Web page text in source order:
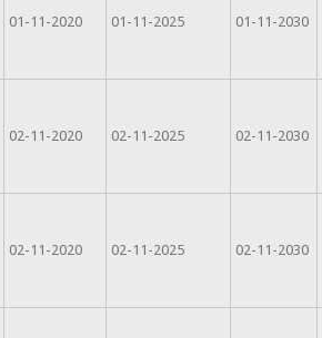
01-11-2020 01-11-2025 01-11-2030
02-11-2020 02-11-2025 02-11-2030
02-11-2020 02-11-2025 02-11-2030